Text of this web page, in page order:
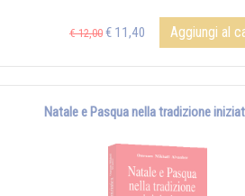
€ 12,00 € 11,40 Aggiungi al
Natale e Pasqua nella tradizione